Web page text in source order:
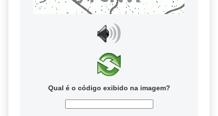
Qual é o código exibido na imagem?